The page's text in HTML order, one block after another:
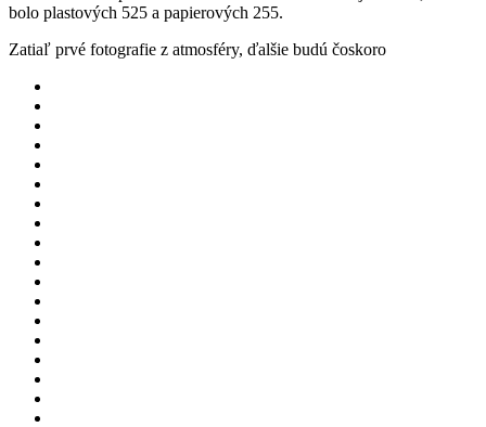
bolo plastových 525 a papierových 255.
Zatiaľ prvé fotografie z atmosféry, ďalšie budú čoskoro